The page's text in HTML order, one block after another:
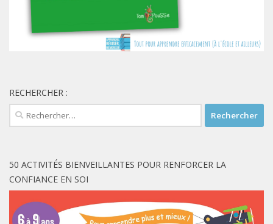
RECHERCHER :
Rechercher :
50 ACTIVITÉS BIENVEILLANTES POUR RENFORCER LA
CONFIANCE EN SOI